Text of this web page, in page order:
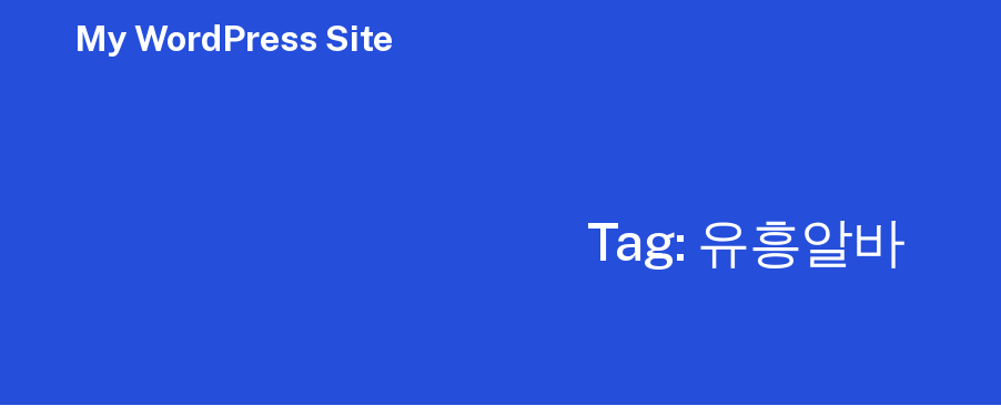
My WordPress Site
Tag: 유흥알바